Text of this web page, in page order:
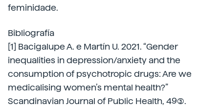
feminidade.
Bibliografía
[1] Bacigalupe A. e Martín U. 2021. “Gender
inequalities in depression/anxiety and the
consumption of psychotropic drugs: Are we
medicalising women’s mental health?”
Scandinavian Journal of Public Health, 49(3).